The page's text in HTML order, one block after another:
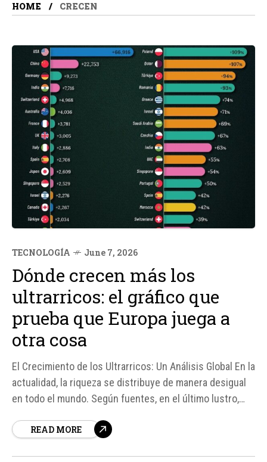
HOME CRECEN
TECNOLOGÍA June 7, 2026
Dónde crecen más los
ultrarricos: el gráfico que
prueba que Europa juega a
otra cosa
El Crecimiento de los Ultrarricos: Un Análisis Global En la
actualidad, la riqueza se distribuye de manera desigual
en todo el mundo. Según fuentes, en el último lustro,
representa un aumento significativo en la cantidad de
READ MORE